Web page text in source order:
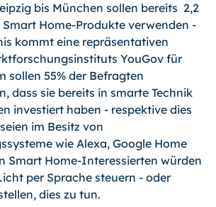
bis München sollen bereits 2,2
Smart Home-Produkte verwenden -
kommt eine repräsentativen
YouGov für
sollen 55% der Befragten
dass sie bereits in smarte Technik
investiert haben - respektive dies
im Besitz von
wie Alexa, Google Home
Smart Home-Interessierten würden
per Sprache steuern - oder
dies zu tun.